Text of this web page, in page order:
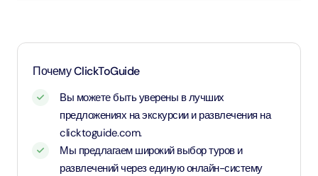
Почему ClickToGuide
Вы можете быть уверены в лучших
предложениях на экскурсии и развлечения на
clicktoguide.com.
Мы предлагаем широкий выбор туров и
развлечений через единую онлайн-систему